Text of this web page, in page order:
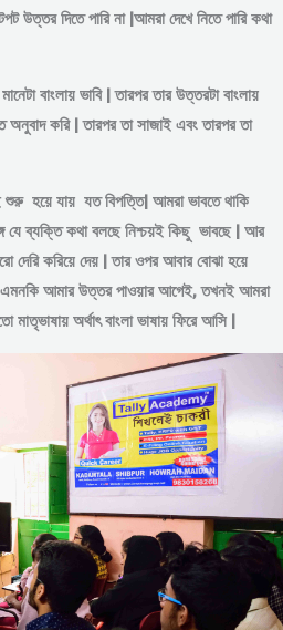
উত্তর দিতে পারি না |আমরা দেখে নিতে পারি কথা
বাংলায় ভাবি | তারপর তার উত্তরটা বাংলায়
অনুবাদ করি | তারপর তা সাজাই এবং তারপর তা
হয়ে যায় যত বিপত্তি| আমরা ভাবতে থাকি
যে ব্যক্তি কথা বলছে নিশ্চয়ই কিছু ভাবছে | আর
দেরি করিয়ে দেয় | তার ওপর আবার বোঝা হয়ে
এমনকি আমার উত্তর পাওয়ার আগেই, তখনই আমরা
মাতৃভাষায় অর্থাৎ বাংলা ভাষায় ফিরে আসি |